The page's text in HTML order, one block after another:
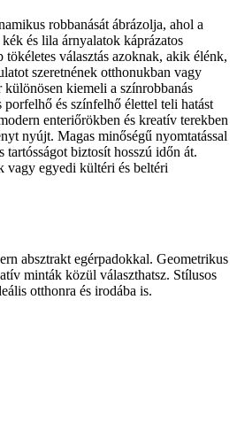
robbanását ábrázolja, ahol a
és lila árnyalatok káprázatos
tökéletes választás azoknak, akik élénk,
szeretnének otthonukban vagy
kiemeli a színrobbanás
és színfelhő élettel teli hatást
enteriőrökben és kreatív terekben
nyújt. Magas minőségű nyomtatással
tartósságot biztosít hosszú időn át.
vagy egyedi kültéri és beltéri
absztrakt egérpadokkal. Geometrikus
minták közül választhatsz. Stílusos
otthonra és irodába is.